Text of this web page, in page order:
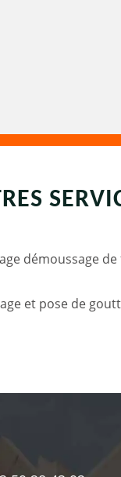
démoussage
et pose de